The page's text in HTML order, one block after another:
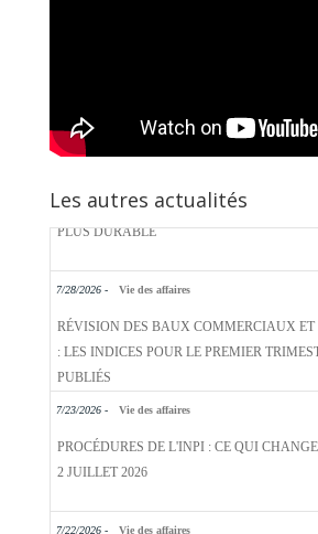
Les autres actualités
RÉVISION DES BAUX COMMERCIAUX ET
PUBLIÉS
7/23/2026 -
PROCÉDURES DE L'INPI : CE QUI CHANGE
FRAUDES SOCIALE ET FISCALE : RNE,